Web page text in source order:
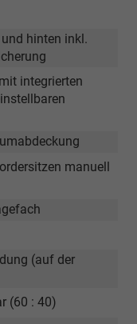
hinten inkl.
integrierten
manuell
(auf der
(60 : 40)